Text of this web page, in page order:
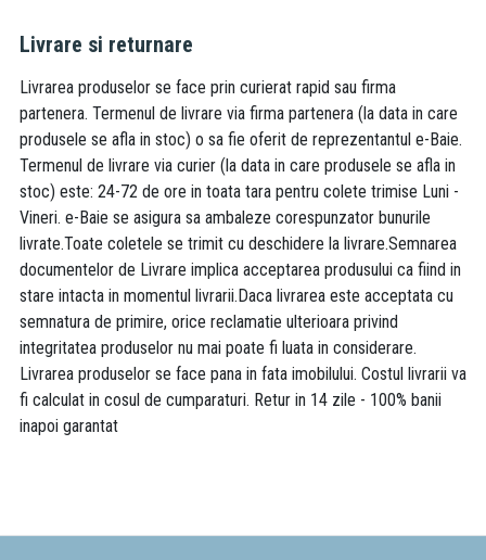
Livrare si returnare
Livrarea produselor se face prin curierat rapid sau firma
partenera. Termenul de livrare via firma partenera (la data in care
produsele se afla in stoc) o sa fie oferit de reprezentantul e-Baie.
Termenul de livrare via curier (la data in care produsele se afla in
stoc) este: 24-72 de ore in toata tara pentru colete trimise Luni -
Vineri. e-Baie se asigura sa ambaleze corespunzator bunurile
livrate.Toate coletele se trimit cu deschidere la livrare.Semnarea
documentelor de Livrare implica acceptarea produsului ca fiind in
stare intacta in momentul livrarii.Daca livrarea este acceptata cu
semnatura de primire, orice reclamatie ulterioara privind
integritatea produselor nu mai poate fi luata in considerare.
Livrarea produselor se face pana in fata imobilului. Costul livrarii va
fi calculat in cosul de cumparaturi. Retur in 14 zile - 100% banii
inapoi garantat